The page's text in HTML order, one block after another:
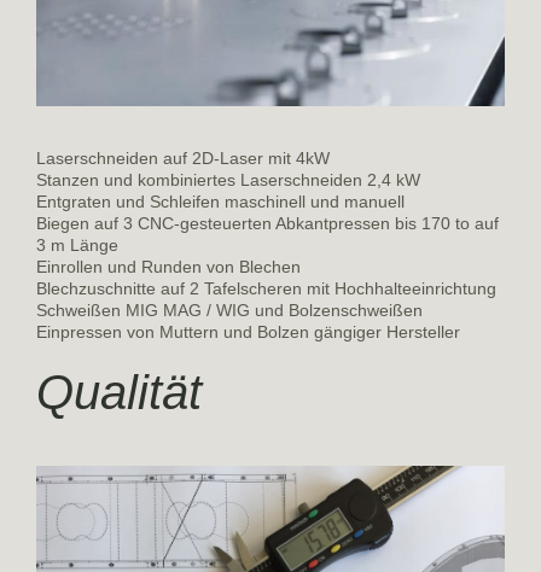
Laserschneiden auf 2D-Laser mit 4kW
Stanzen und kombiniertes Laserschneiden 2,4 kW
Entgraten und Schleifen maschinell und manuell
Biegen auf 3 CNC-gesteuerten Abkantpressen bis 170 to auf
3 m Länge
Einrollen und Runden von Blechen
Blechzuschnitte auf 2 Tafelscheren mit Hochhalteeinrichtung
Schweißen MIG MAG / WIG und Bolzenschweißen
Einpressen von Muttern und Bolzen gängiger Hersteller
Qualität